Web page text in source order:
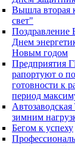
Вышла вторая
свет"
Поздравление
Днем
Новым годом
Предприятия
рапортуют о
готовности к
период
зимним
Бегом к успеху